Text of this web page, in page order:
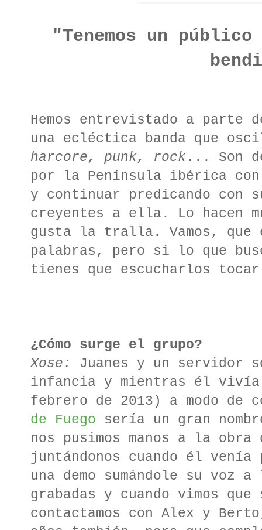
"Tenemos un
Hemos entrevistado a parte
una ecléctica banda que
harcore, punk, rock ... Son
por la Península ibérica
y continuar predicando con
creyentes a ella. Lo hacen
gusta la tralla. Vamos, que
palabras, pero si lo que
tienes que escucharlos
¿Cómo surge el grupo?
Xose:
Juanes y un servidor
infancia y mientras él vivía
febrero de 2013) a modo de
de Fuego sería un gran
nos pusimos manos a la
juntándonos cuando él
una demo sumándole su voz
grabadas y cuando vimos
contactamos con Alex y